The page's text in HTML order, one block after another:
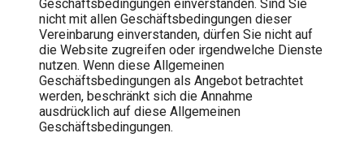
Geschäftsbedingungen einverstanden. Sind Sie
nicht mit allen Geschäftsbedingungen dieser
Vereinbarung einverstanden, dürfen Sie nicht auf
die Website zugreifen oder irgendwelche Dienste
nutzen. Wenn diese Allgemeinen
Geschäftsbedingungen als Angebot betrachtet
werden, beschränkt sich die Annahme
ausdrücklich auf diese Allgemeinen
Geschäftsbedingungen.